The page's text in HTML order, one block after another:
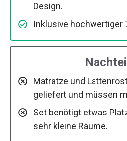
Design.
Inklusive hochwertiger
Matratze und
geliefert und müssen
Set benötigt etwas
sehr kleine Räume.